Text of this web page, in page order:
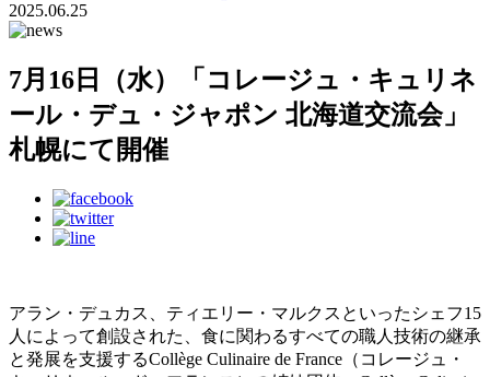
2025.06.25
7月16日（水）「コレージュ・キュリネ
ール・デュ・ジャポン 北海道交流会」
札幌にて開催
アラン・デュカス、ティエリー・マルクスといったシェフ15
人によって創設された、食に関わるすべての職人技術の継承
と発展を支援するCollège Culinaire de France（コレージュ・